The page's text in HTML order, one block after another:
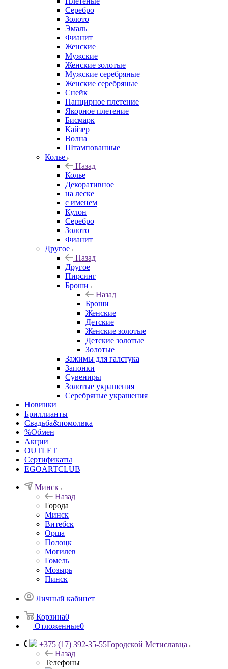
Серебро
Золото
Эмаль
Фианит
Женские
Мужские
Женские золотые
Мужские серебряные
Женские серебряные
Снейк
Панцирное плетение
Якорное плетение
Бисмарк
Кайзер
Волна
Штампованные
Колье
Назад
Колье
Декоративное
на леске
с именем
Кулон
Серебро
Золото
Фианит
Другое
Назад
Другое
Пирсинг
Броши
Назад
Броши
Женские
Детские
Женские золотые
Детские золотые
Золотые
Зажимы для галстука
Запонки
Сувениры
Золотые украшения
Серебряные украшения
Новинки
Бриллианты
Свадьба&помолвка
%Обмен
Акции
OUTLET
Сертификаты
EGOARTCLUB
Минск
Назад
Города
Минск
Витебск
Орша
Полоцк
Могилев
Гомель
Мозырь
Пинск
Личный кабинет
Корзина0
Отложенные0
+375 (17) 392-35-55Городской Мстиславца
Назад
Телефоны